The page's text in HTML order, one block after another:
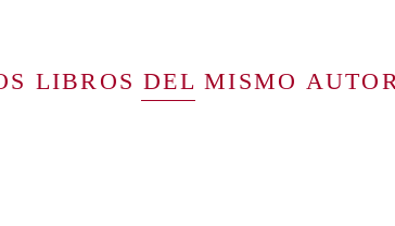
LIBROS DEL MISMO